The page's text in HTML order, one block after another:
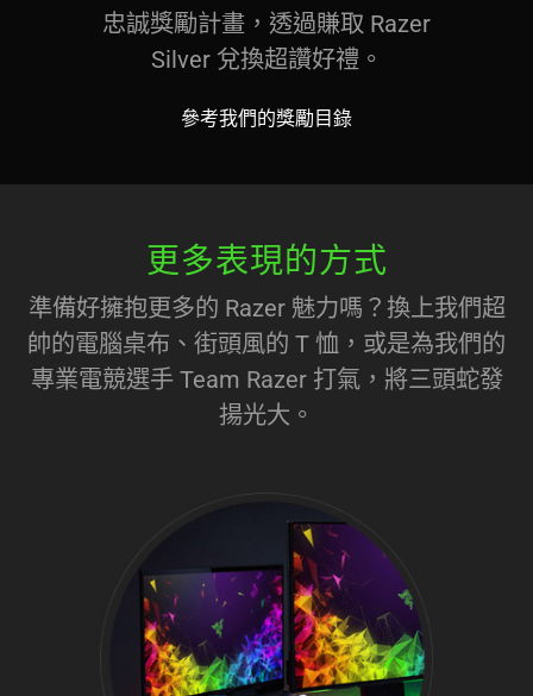
忠誠獎勵計畫，透過賺取 Razer
Silver 兌換超讚好禮。
參考我們的獎勵目錄
更多表現的方式
準備好擁抱更多的 Razer 魅力嗎？換上我們超
帥的電腦桌布、街頭風的 T 恤，或是為我們的
專業電競選手 Team Razer 打氣，將三頭蛇發
揚光大。